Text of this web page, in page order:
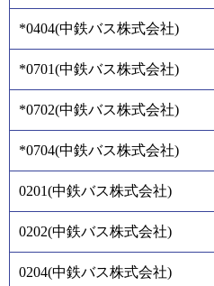
*0404(中鉄バス株式会社)
*0701(中鉄バス株式会社)
*0702(中鉄バス株式会社)
*0704(中鉄バス株式会社)
0201(中鉄バス株式会社)
0202(中鉄バス株式会社)
0204(中鉄バス株式会社)